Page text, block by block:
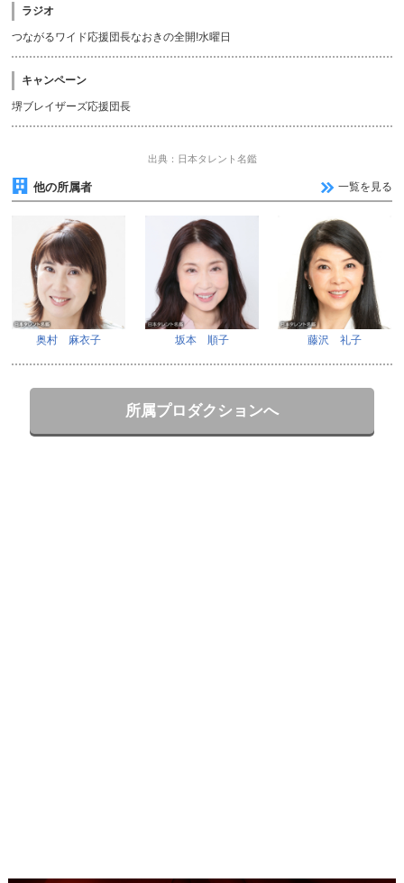
ラジオ
つながるワイド応援団長なおきの全開!水曜日
キャンペーン
堺ブレイザーズ応援団長
出典：日本タレント名鑑
他の所属者 一覧を見る
奥村 麻衣子 坂本 順子 藤沢 礼子
所属プロダクションへ